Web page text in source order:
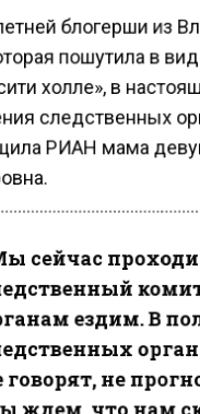
блогерши из
пошутила в
холле», в
следственных
РИАН мама
сейчас
ездим. В
говорят, не
ждем, что нам